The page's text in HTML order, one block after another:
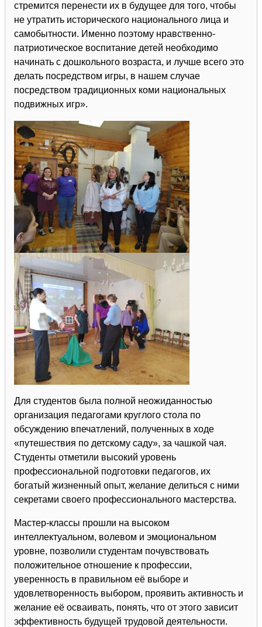
стремится перенести их в будущее для того, чтобы
не утратить исторического национального лица и
самобытности. Именно поэтому нравственно-
патриотическое воспитание детей необходимо
начинать с дошкольного возраста, и лучше всего это
делать посредством игры, в нашем случае
посредством традиционных коми национальных
подвижных игр».
Для студентов была полной неожиданностью
организация педагогами круглого стола по
обсуждению впечатлений, полученных в ходе
«путешествия по детскому саду», за чашкой чая.
Студенты отметили высокий уровень
профессиональной подготовки педагогов, их
богатый жизненный опыт, желание делиться с ними
секретами своего профессионального мастерства.
Мастер-классы прошли на высоком
интеллектуальном, волевом и эмоциональном
уровне, позволили студентам почувствовать
положительное отношение к профессии,
уверенность в правильном её выборе и
удовлетворенность выбором, проявить активность и
желание её осваивать, понять, что от этого зависит
эффективность будущей трудовой деятельности.